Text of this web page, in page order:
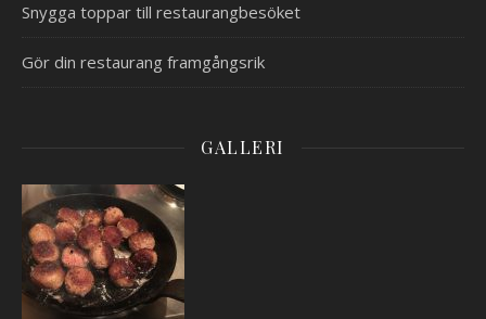
Snygga toppar till restaurangbesöket
Gör din restaurang framgångsrik
GALLERI